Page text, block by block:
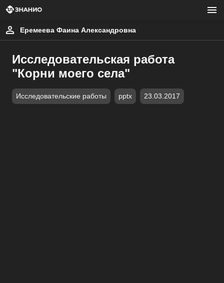
Еремеева Фаина Александровна
Исследовательская работа
"Корни моего села"
Исследовательские работы pptx 23.03.2017